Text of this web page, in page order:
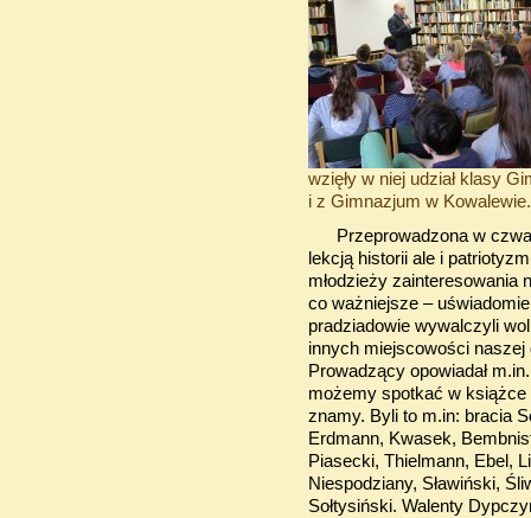
wzięły w niej udział klasy
i z Gimnazjum w Kowalewie.
Przeprowadzona w
lekcją historii ale i
młodzieży zainteresowania
co ważniejsze –
pradziadowie wywalczyli
innych miejscowości naszej
Prowadzący opowiadał
możemy spotkać w książce
znamy. Byli to m.in: bracia
Erdmann, Kwasek,
Piasecki, Thielmann, Ebel,
Niespodziany, Sławiński,
Sołtysiński. Walenty